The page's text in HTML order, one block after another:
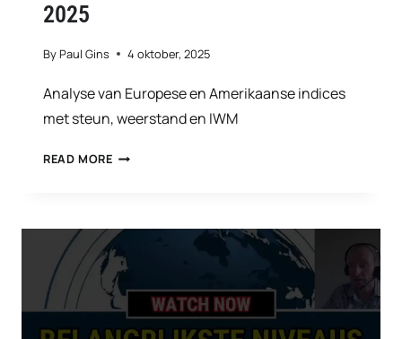
2025
ByPaul Gins 4 oktober, 2025
Analyse van Europese en Amerikaanse indices
met steun, weerstand en IWM
READ MOREOM
DE
BEURS
OKTOBER
2025